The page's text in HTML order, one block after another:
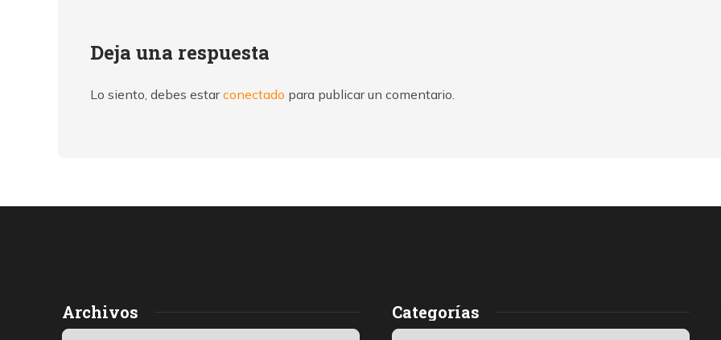
Deja una respuesta
Lo siento, debes estarconectado para publicar un comentario.
Archivos Categorías